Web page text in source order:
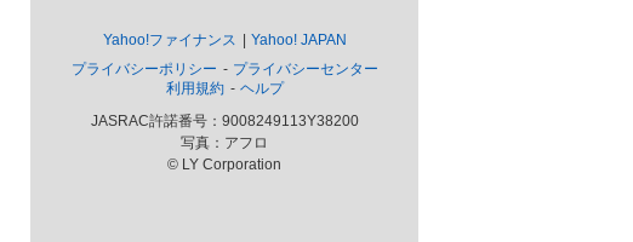
Yahoo!ファイナンス
Yahoo! JAPAN
プライバシーポリシー
プライバシーセンター
利用規約
ヘルプ
JASRAC許諾番号：9008249113Y38200
写真：アフロ
© LY Corporation